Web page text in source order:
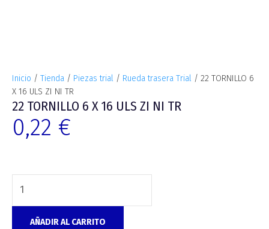
Inicio / Tienda / Piezas trial / Rueda trasera Trial / 22 TORNILLO 6
X 16 ULS ZI NI TR
22 TORNILLO 6 X 16 ULS ZI NI TR
0,22 €
AÑADIR AL CARRITO